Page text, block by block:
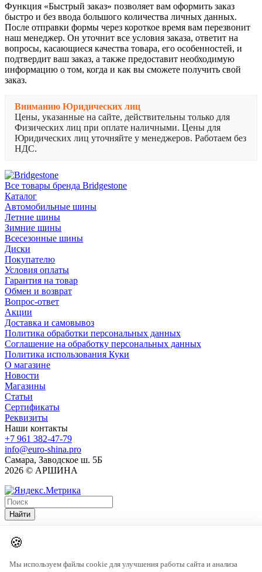
Функция «Быстрый заказ» позволяет вам оформить заказ
быстро и без ввода большого количества личных данных.
После отправки формы через короткое время вам перезвонит
наш менеджер. Он уточнит все условия заказа, ответит на
вопросы, касающиеся качества товара, его особенностей, и
подтвердит ваш заказ, а также предоставит необходимую
информацию о том, когда и как вы сможете получить свой
заказ.
Вниманию Юридических лиц
Цены, указанные на сайте, действительны только для
Физических лиц при оплате наличными. Цены для
Юридических лиц уточняйте у менеджеров. Работаем без
НДС.
Все товары бренда Bridgestone
Каталог
Автомобильные шины
Летние шины
Зимние шины
Всесезонные шины
Диски
Покупателю
Условия оплаты
Гарантия на товар
Обмен и возврат
Вопрос-ответ
Акции
Доставка и самовывоз
Политика обработки персональных данных
Соглашение на обработку персональных данных
Политика использования Куки
О магазине
Новости
Магазины
Статьи
Сертификаты
Реквизиты
Наши контакты
+7 961 382-47-79
info@euro-shina.pro
Самара, Заводское ш. 5Б
2026 © АРШИНА
Найти
🍪
Мы используем файлы cookie для улучшения работы сайта и анализа